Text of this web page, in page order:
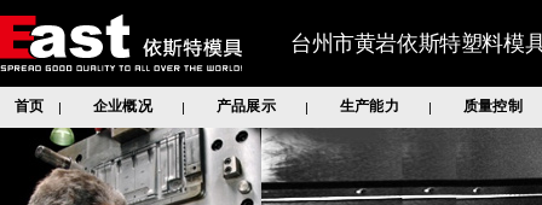
台州市黄岩依斯特塑料模
首页 | 企业概况 | 产品展示 | 生产能力 | 质量控制